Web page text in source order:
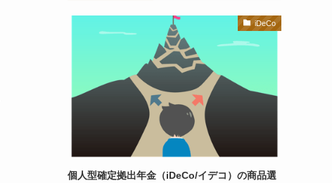
iDeCo
個人型確定拠出年金（iDeCo/イデコ）の商品選